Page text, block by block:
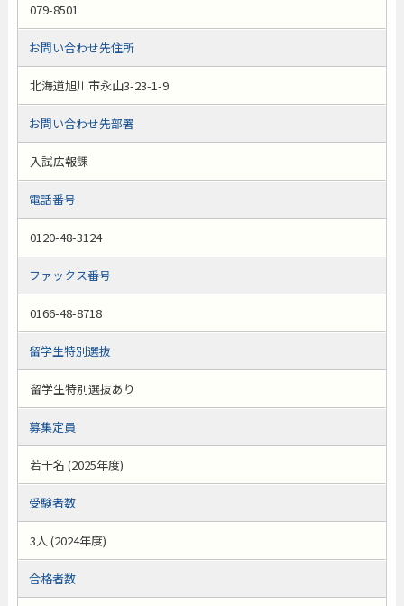
079-8501
お問い合わせ先住所
北海道旭川市永山3-23-1-9
お問い合わせ先部署
入試広報課
電話番号
0120-48-3124
ファックス番号
0166-48-8718
留学生特別選抜
留学生特別選抜あり
募集定員
若干名 (2025年度)
受験者数
3人 (2024年度)
合格者数